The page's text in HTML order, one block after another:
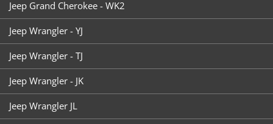
Jeep Grand Cherokee - WK2
Jeep Wrangler - YJ
Jeep Wrangler - TJ
Jeep Wrangler - JK
Jeep Wrangler JL